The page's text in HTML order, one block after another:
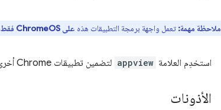
ملاحظة مهمة: تعمل واجهة برمجة التطبيقات هذه على ChromeOS فقط
استخدِم العلامة appview لتضمين تطبيقات Chrome أخرى في تطبيق Chrome الخاص بك (راجِع
الأذونات